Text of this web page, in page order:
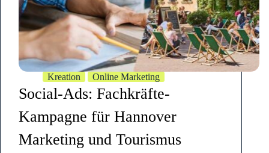
Kreation Online Marketing
Social-Ads: Fachkräfte-
Kampagne für Hannover
Marketing und Tourismus